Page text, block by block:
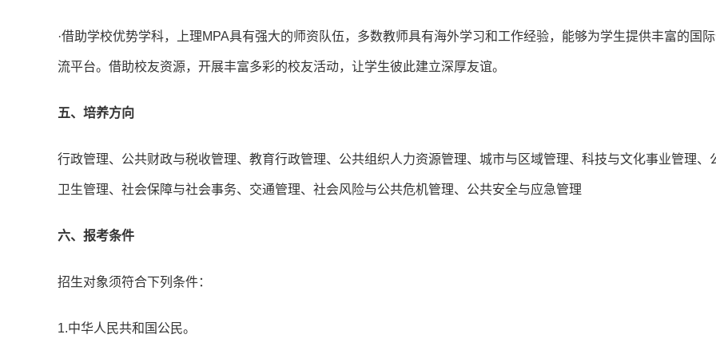
·借助学校优势学科，上理MPA具有强大的师资队伍，多数教师具有海外学习和工作经验，能够为学生提供丰富的国
流平台。借助校友资源，开展丰富多彩的校友活动，让学生彼此建立深厚友谊。
五、培养方向
行政管理、公共财政与税收管理、教育行政管理、公共组织人力资源管理、城市与区域管理、科技与文化事业管理、
卫生管理、社会保障与社会事务、交通管理、社会风险与公共危机管理、公共安全与应急管理
六、报考条件
招生对象须符合下列条件：
1.中华人民共和国公民。